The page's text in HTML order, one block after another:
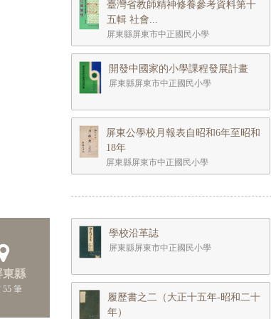
臺灣省教師精神修養參考資料第十
五輯 社會...
屏東縣屏東市中正國民小學
開發中國家的小學課程發展計畫
屏東縣屏東市中正國民小學
屏東公學校月報表自昭和6年至昭和
18年
屏東縣屏東市中正國民小學
東縣
55 筆
學校沿革誌
屏東縣屏東市中正國民小學
履歷書之二（大正十五年-昭和二十
年）